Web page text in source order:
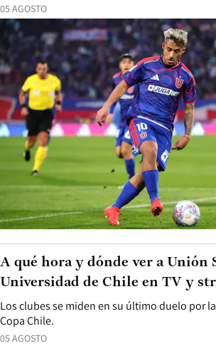
05 AGOSTO
05 AGOSTO
Los clubes se miden en su último duelo por
Copa Chile.
A qué hora y dónde ver a Unión
Universidad de Chile en TV y